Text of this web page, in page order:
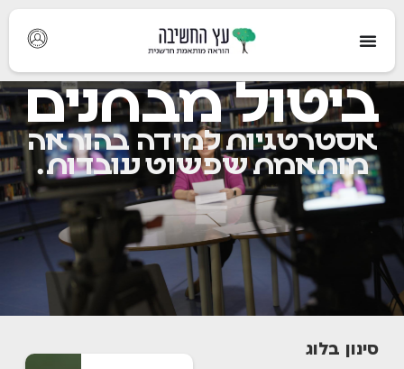
ביטול מבחנים
אסטרטגיות למידה בהוראה
מותאמת שפשוט עובדות.
סינון בלוג